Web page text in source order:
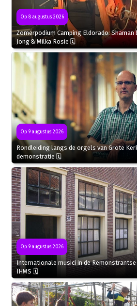
Op 8 augustus 2026
Zomerpodium Camping Eldorado: Shaman
Jong & Milka Rosie 🗓
Op 9 augustus 2026
Rondleiding langs de orgels van Grote
demonstratie 🗓
Op 9 augustus 2026
Internationale musici in de Remonstrantse
IHMS 🗓